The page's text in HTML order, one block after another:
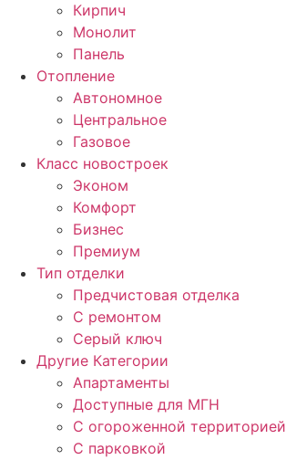
Кирпич
Монолит
Панель
Отопление
Автономное
Центральное
Газовое
Класс новостроек
Эконом
Комфорт
Бизнес
Премиум
Тип отделки
Предчистовая отделка
С ремонтом
Серый ключ
Другие Категории
Апартаменты
Доступные для МГН
С огороженной территорией
С парковкой